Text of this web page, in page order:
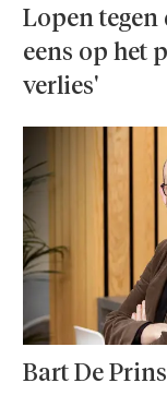
Lopen
eens op het
verlies'
Bart De